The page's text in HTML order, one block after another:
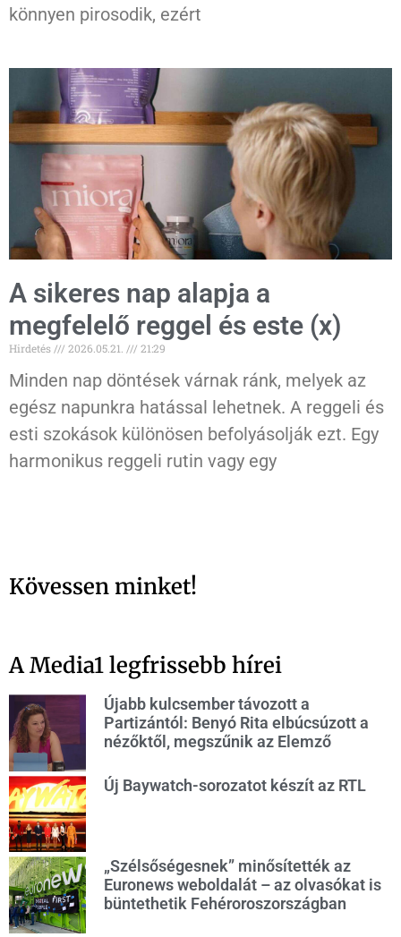
könnyen pirosodik, ezért
A sikeres nap alapja a
megfelelő reggel és este (x)
Hirdetés 2026.05.21. 21:29
Minden nap döntések várnak ránk, melyek az
egész napunkra hatással lehetnek. A reggeli és
esti szokások különösen befolyásolják ezt. Egy
harmonikus reggeli rutin vagy egy
Kövessen minket!
A Media1 legfrissebb hírei
Újabb kulcsember távozott a
Partizántól: Benyó Rita elbúcsúzott a
nézőktől, megszűnik az Elemző
Új Baywatch-sorozatot készít az RTL
„Szélsőségesnek” minősítették az
Euronews weboldalát – az olvasókat is
büntethetik Fehéroroszországban